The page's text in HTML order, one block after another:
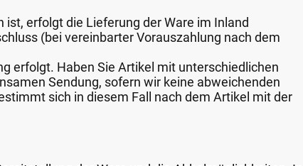
erfolgt die Lieferung der Ware im Inland
(bei vereinbarter Vorauszahlung nach dem
erfolgt. Haben Sie Artikel mit unterschiedlichen
Sendung, sofern wir keine abweichenden
sich in diesem Fall nach dem Artikel mit der